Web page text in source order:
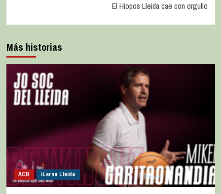
El Hiopos Lleida cae con orgullo
Más historias
ACB iLerna Lleida